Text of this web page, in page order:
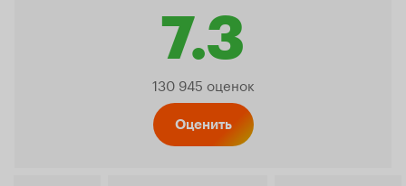
7.3
Рейтинг
130 945 оценок
Оценить